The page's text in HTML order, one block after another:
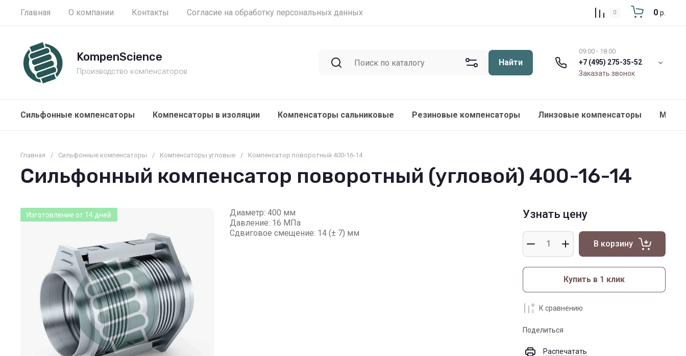
Главная О компании Контакты Согласие на обработку персональных данных 0 0 р.
KompenScience
Производство компенсаторов
Найти
09:00 - 18:00
+7 (495) 275-35-52
Заказать звонок
Сильфонные компенсаторы Компенсаторы в изоляции Компенсаторы сальниковые Резиновые компенсаторы Линзовые компенсаторы
Главная / Сильфонные компенсаторы / Компенсаторы угловые / Компенсатор поворотный 400-16-14
Сильфонный компенсатор поворотный (угловой) 400-16-14
Изготовление от 14 дней
Диаметр: 400 мм
Давление: 16 МПа
Сдвиговое смещение: 14 (± 7) мм
Узнать цену
В корзину
Купить в 1 клик
К сравнению
Поделиться
Распечатать